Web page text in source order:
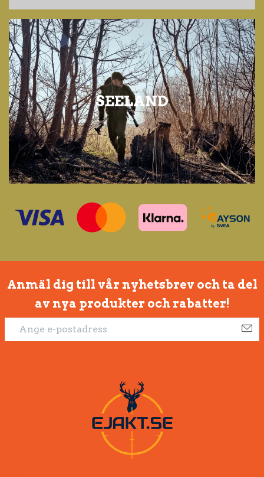
SEELAND
Anmäl dig till vår nyhetsbrev och ta del
av nya produkter och rabatter!